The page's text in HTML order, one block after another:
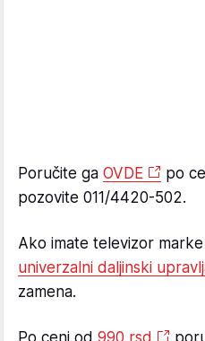
Poručite ga OVDE po
pozovite 011/4420-502.
Ako imate televizor
univerzalni daljinski
zamena.